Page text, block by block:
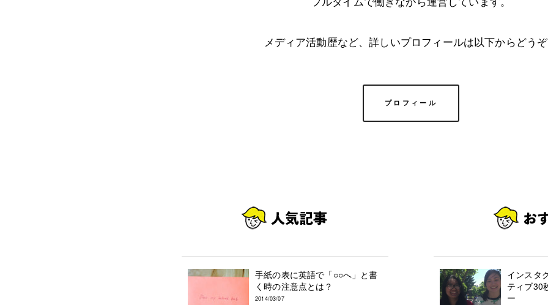
メディア活動歴など、詳しいプロフィールは以下からどう
プロフィール
手紙の表に英語で「○○へ」と書
く時の注意点とは？
2014/03/07
インスタ
ティブ30
ー